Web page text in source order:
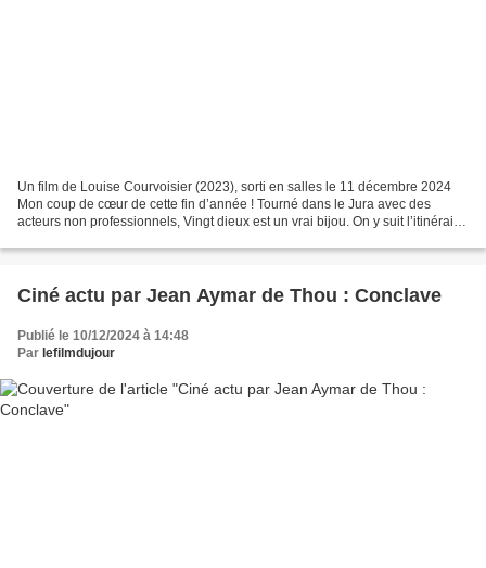
Un film de Louise Courvoisier (2023), sorti en salles le 11 décembre 2024
Mon coup de cœur de cette fin d’année ! Tourné dans le Jura avec des
acteurs non professionnels, Vingt dieux est un vrai bijou. On y suit l’itinéraire
Ciné actu par Jean Aymar de Thou : Conclave
Publié le 10/12/2024 à 14:48
Par lefilmdujour